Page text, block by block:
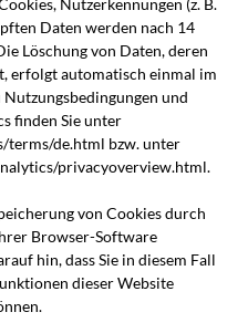
Nutzerkennungen (z. B.
Daten werden nach 14
Löschung von Daten, deren
erfolgt automatisch einmal im
und
finden Sie unter
terms/de.html bzw. unter
privacyoverview.html.
von Cookies durch
Browser-Software
hin, dass Sie in diesem Fall
dieser Website